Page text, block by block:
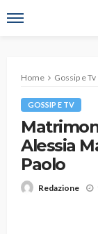
Home Gossip e Tv
GOSSIP E TV
Alessia
Paolo
Redazione